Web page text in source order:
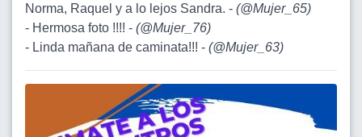
Norma, Raquel y a lo lejos Sandra. - (@Mujer_65)
- Hermosa foto !!!! - (@Mujer_76)
- Linda mañana de caminata!!! - (@Mujer_63)